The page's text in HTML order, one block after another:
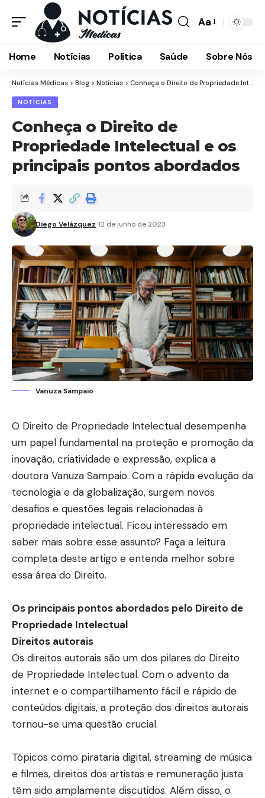
Font
Resizer
Aa
Home Notícias Política Saúde Sobre Nós
Notícias Médicas > Blog > Notícias > Conheça o Direito de Propriedade Intelectual e os principais pontos abordados
NOTÍCIAS
Conheça o Direito de
Propriedade Intelectual e os
principais pontos abordados
Diego Velázquez 12 de junho de 2023
Vanuza Sampaio
O Direito de Propriedade Intelectual desempenha
um papel fundamental na proteção e promoção da
inovação, criatividade e expressão, explica a
doutora Vanuza Sampaio. Com a rápida evolução da
tecnologia e da globalização, surgem novos
desafios e questões legais relacionadas à
propriedade intelectual. Ficou interessado em
saber mais sobre esse assunto? Faça a leitura
completa deste artigo e entenda melhor sobre
essa área do Direito.
Os principais pontos abordados pelo Direito de
Propriedade Intelectual
Direitos autorais
Os direitos autorais são um dos pilares do Direito
de Propriedade Intelectual. Com o advento da
internet e o compartilhamento fácil e rápido de
conteúdos digitais, a proteção dos direitos autorais
tornou-se uma questão crucial.
Tópicos como pirataria digital, streaming de música
e filmes, direitos dos artistas e remuneração justa
têm sido amplamente discutidos. Além disso, o